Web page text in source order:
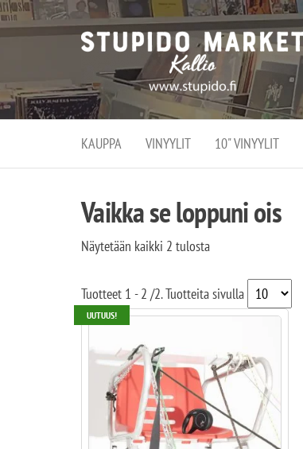
KAUPPA VINYYLIT 10" VINYYLIT
Vaikka se loppuni ois
Näytetään kaikki 2 tulosta
Tuotteet 1 - 2 /2. Tuotteita sivulla
UUTUUS!